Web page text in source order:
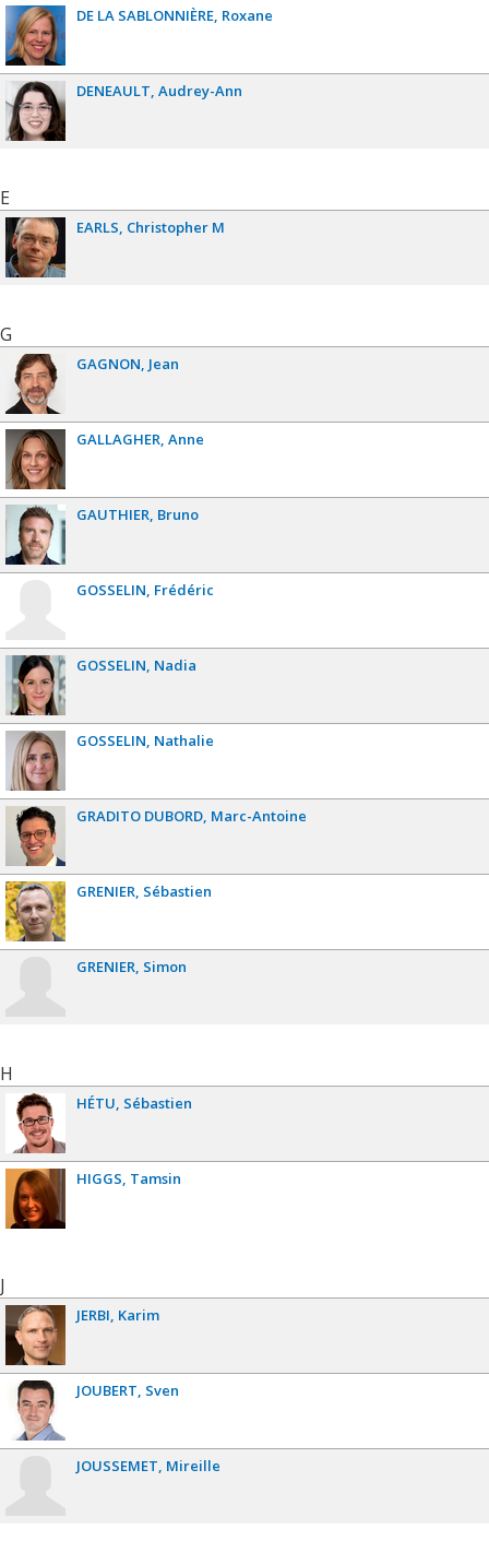
DE LA SABLONNIÈRE Roxane
DENEAULT Audrey-Ann
E
EARLS Christopher M
G
GAGNON Jean
GALLAGHER Anne
GAUTHIER Bruno
GOSSELIN Frédéric
GOSSELIN Nadia
GOSSELIN Nathalie
GRADITO DUBORD Marc-Antoine
GRENIER Sébastien
GRENIER Simon
H
HÉTU Sébastien
HIGGS Tamsin
J
JERBI Karim
JOUBERT Sven
JOUSSEMET Mireille